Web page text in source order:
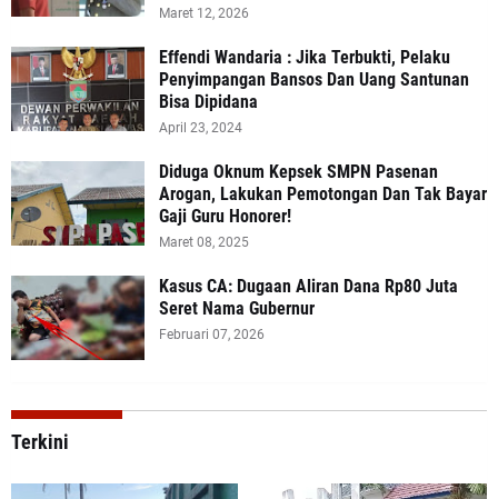
Maret 12, 2026
Effendi Wandaria : Jika Terbukti, Pelaku
Penyimpangan Bansos Dan Uang Santunan
Bisa Dipidana
April 23, 2024
Diduga Oknum Kepsek SMPN Pasenan
Arogan, Lakukan Pemotongan Dan Tak Bayar
Gaji Guru Honorer!
Maret 08, 2025
Kasus CA: Dugaan Aliran Dana Rp80 Juta
Seret Nama Gubernur
Februari 07, 2026
Terkini